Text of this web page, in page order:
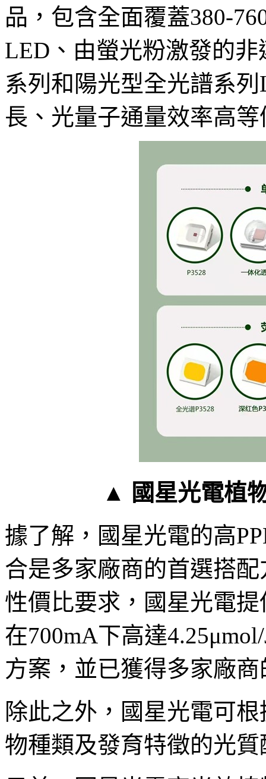
品，包含全面覆蓋380-
LED、由螢光粉激發的
系列和陽光型全光譜系
長、光量子通量效率高等
▲
國星光電植
據了解，國星光電的高
合是多家廠商的首選搭
性價比要求，國星光電提
在700mA下高達
方案，並已獲得多家廠
除此之外，國星光電可
物種類及發育特徵的光